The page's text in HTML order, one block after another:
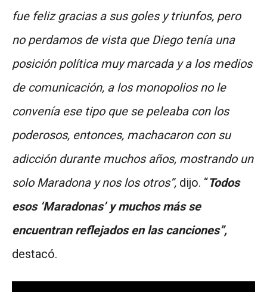
fue feliz gracias a sus goles y triunfos, pero
no perdamos de vista que Diego tenía una
posición política muy marcada y a los medios
de comunicación, a los monopolios no le
convenía ese tipo que se peleaba con los
poderosos, entonces, machacaron con su
adicción durante muchos años, mostrando un
solo Maradona y nos los otros”, dijo. “Todos
esos ‘Maradonas’ y muchos más se
encuentran reflejados en las canciones”,
destacó.